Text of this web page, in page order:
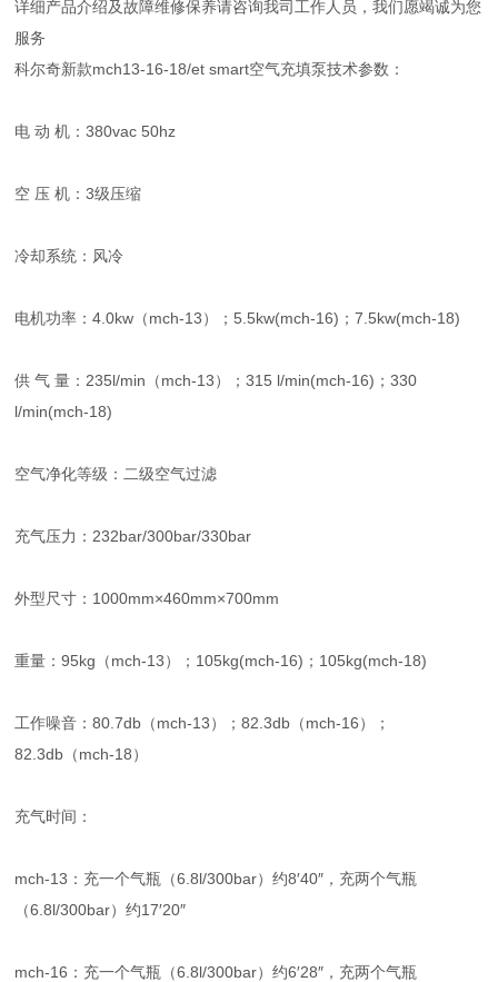
详细产品介绍及故障维修保养请咨询我司工作人员，我们愿竭诚为您
服务
科尔奇新款mch13-16-18/et smart空气充填泵技术参数：
电 动 机：380vac 50hz
空 压 机：3级压缩
冷却系统：风冷
电机功率：4.0kw（mch-13）；5.5kw(mch-16)；7.5kw(mch-18)
供 气 量：235l/min（mch-13）；315 l/min(mch-16)；330
l/min(mch-18)
空气净化等级：二级空气过滤
充气压力：232bar/300bar/330bar
外型尺寸：1000mm×460mm×700mm
重量：95kg（mch-13）；105kg(mch-16)；105kg(mch-18)
工作噪音：80.7db（mch-13）；82.3db（mch-16）；
82.3db（mch-18）
充气时间：
mch-13：充一个气瓶（6.8l/300bar）约8′40″，充两个气瓶
（6.8l/300bar）约17′20″
mch-16：充一个气瓶（6.8l/300bar）约6′28″，充两个气瓶